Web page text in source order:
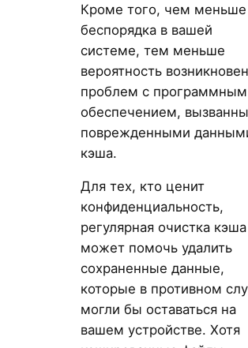
Кроме того, чем меньше
беспорядка в вашей
системе, тем меньше
вероятность
проблем с программным
обеспечением,
поврежденными
кэша.
Для тех, кто ценит
конфиденциальность,
регулярная очистка кэша
может помочь удалить
сохраненные данные,
которые в противном
могли бы оставаться на
вашем устройстве. Хотя